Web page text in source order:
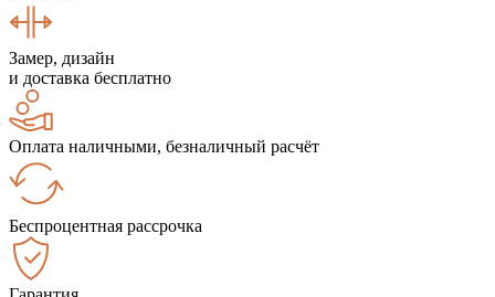
Замер, дизайн
и доставка бесплатно
Оплата наличными, безналичный расчёт
Беспроцентная рассрочка